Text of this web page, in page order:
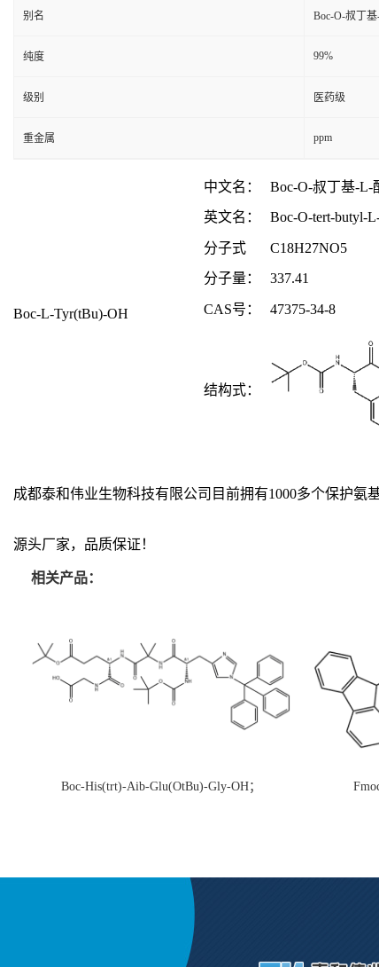
别名 Boc-O-叔丁
纯度 99%
级别 医药级
重金属 ppm
Boc-L-Tyr(tBu)-OH
中文名：
Boc-O-叔丁基-L-
英文名：
Boc-O-tert-butyl-
分子式
C18H27NO5
分子量：
337.41
CAS号： 47375-34-8
结构式：
成都泰和伟业生物科技有限公司目前拥有1000多个保护氨
源头厂家，品质保证！
相关产品：
Boc-His(trt)-Aib-Glu(OtBu)-Gly-OH；